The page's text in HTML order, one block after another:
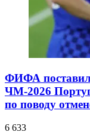
ФИФА
ЧМ-2026
по поводу
6 633